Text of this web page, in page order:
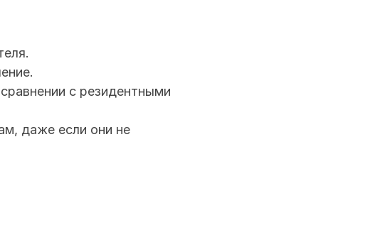
с резидентными
даже если они не